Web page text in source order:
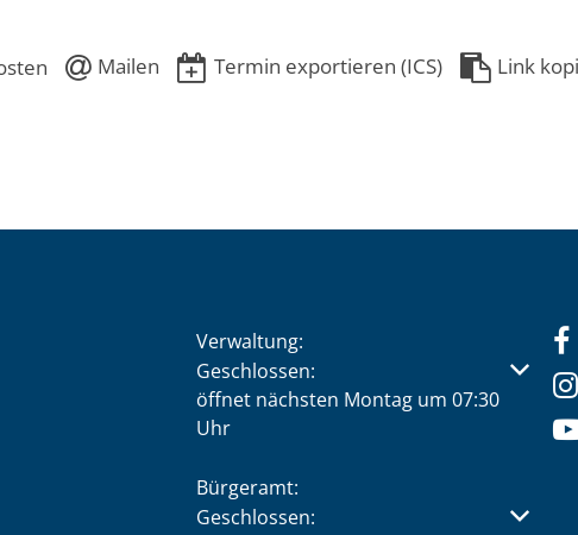
Mailen Termin exportieren (ICS) Link
Verwaltung:
Klicken, um weitere Öffnungs- oder
Geschlossen:
öffnet nächsten Montag um 07:30
Uhr
Bürgeramt:
Klicken, um weitere Öffnungs- oder
Geschlossen: